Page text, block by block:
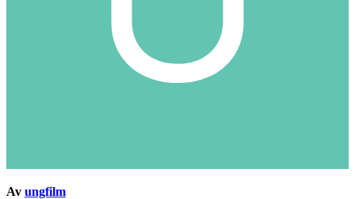
Av ungfilm